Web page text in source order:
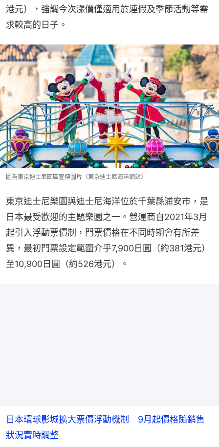
港元），強調今次漲價僅適用於連假及季節活動等需
求較高的日子。
圖為東京迪士尼園區宣傳圖片（東京迪士尼海洋網站）
東京迪士尼樂園與迪士尼海洋位於千葉縣浦安市，是
日本最受歡迎的主題樂園之一。營運商自2021年3月
起引入浮動票價制，門票價格在不同時期會有所差
異，最初門票設定範圍介乎7,900日圓（約381港元）
至10,900日圓（約526港元）。
日本環球影城擴大票價浮動機制 9月起價格隨銷售
狀況實時調整